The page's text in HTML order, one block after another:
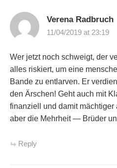
Verena Radbruch
11/04/2019 at 23:19
Wer jetzt noch schweigt, der
alles riskiert, um eine
Bande zu entlarven. Er
den Ärschen! Geht auch mit
finanziell und damit
aber die Mehrheit — Brüder
Reply